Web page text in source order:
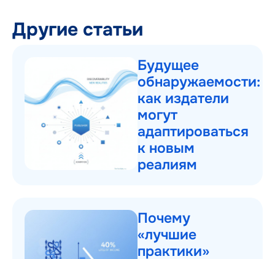
Другие статьи
Будущее
обнаружаемости:
как издатели
могут
адаптироваться
к новым
реалиям
Почему
«лучшие
практики»